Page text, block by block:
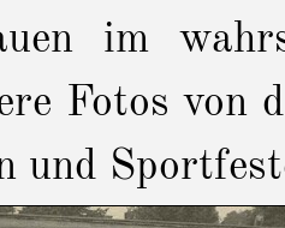
im
Fotos von
und